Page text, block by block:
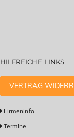
HILFREICHE LINKS
VERTRAG
Firmeninfo
Termine